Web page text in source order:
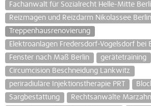
Fachanwalt für Sozialrecht Helle-Mitte
Reizmagen und Reizdarm Nikolassee Berlin
Treppenhausrenovierung
Elektroanlagen Fredersdorf-Vogelsdorf bei
Fenster nach Maß Berlin
gerätetraining
Circumcision Beschneidung Lankwitz
periradiuläre Injektionstherapie PRT
Sargbestattung
Rechtsanwälte